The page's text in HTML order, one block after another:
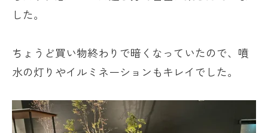
した。
ちょうど買い物終わりで暗くなっていたので、噴
水の灯りやイルミネーションもキレイでした。